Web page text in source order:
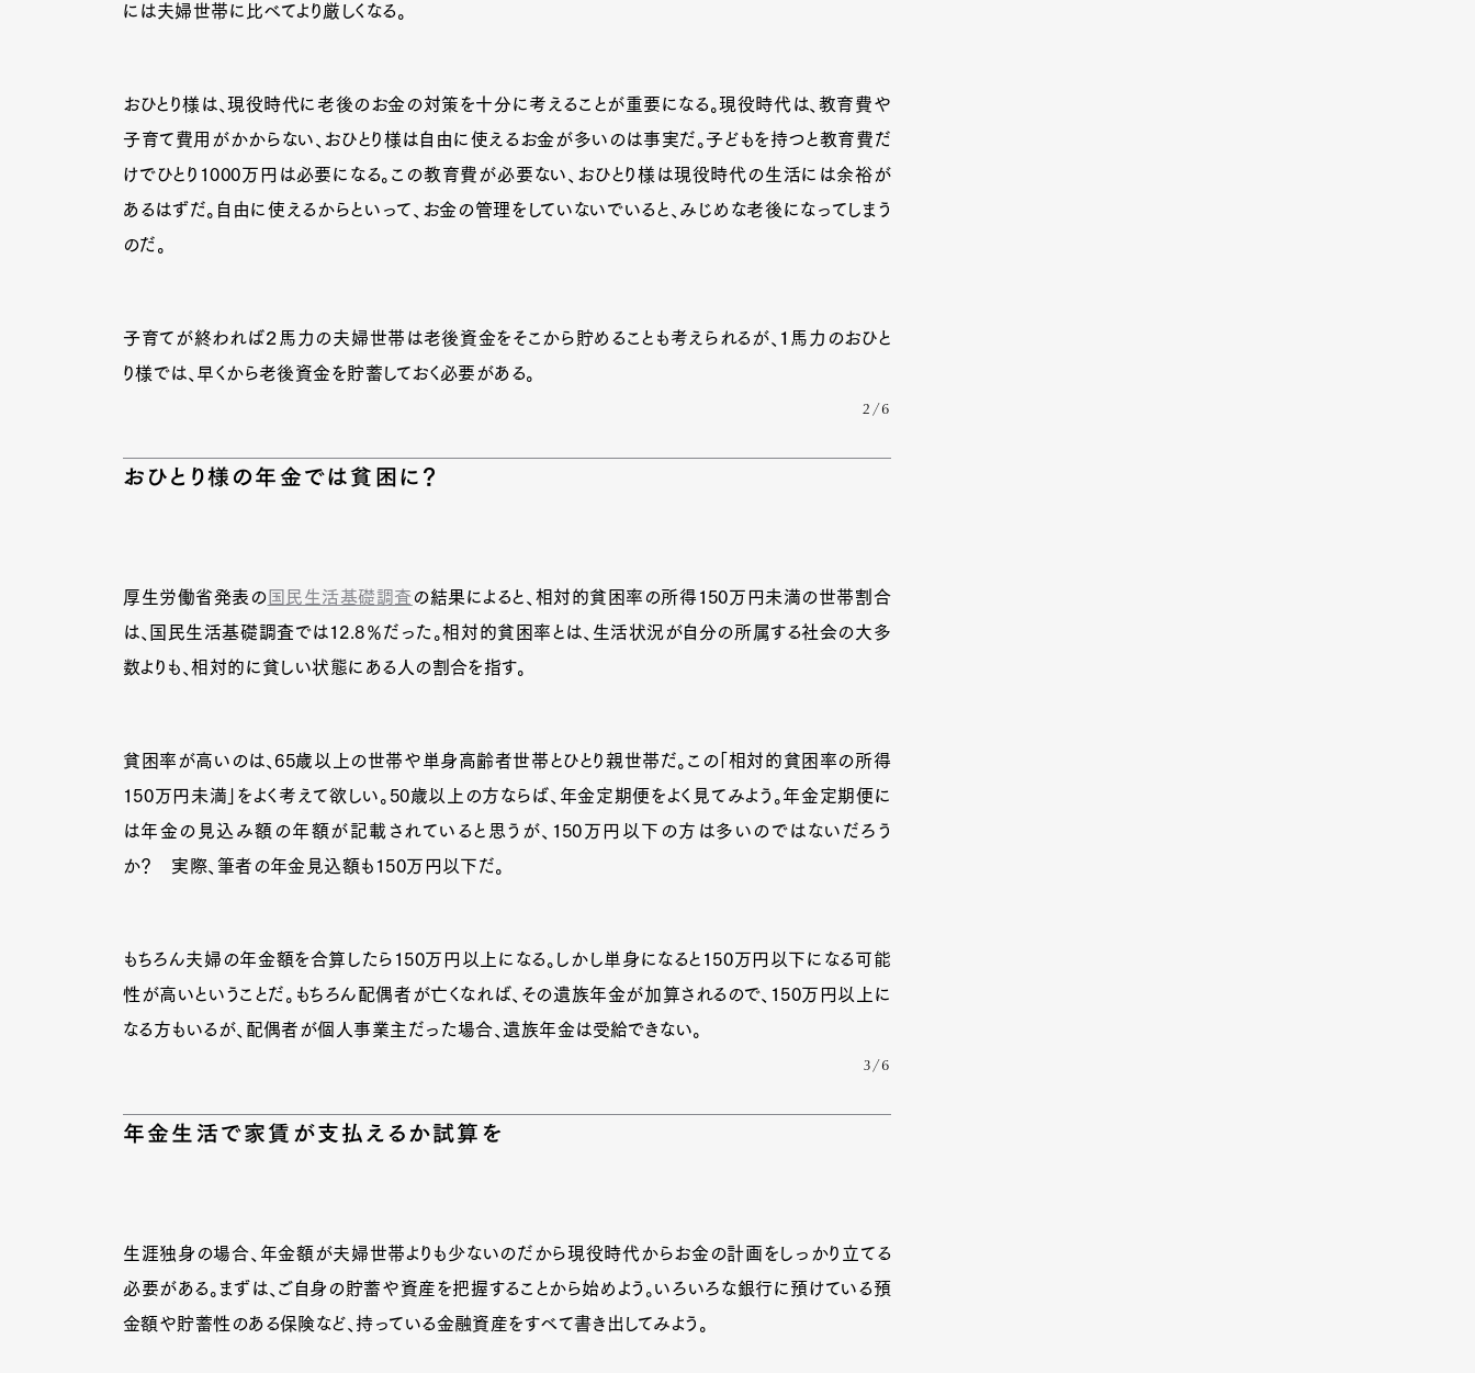
Pen Meet Pen international Pen tw
には夫婦世帯に比べてより厳しくなる。
おひとり様は、現役時代に老後のお金の対策を十分に考えることが重要になる。現役時代は、教育費や
子育て費用がかからない、おひとり様は自由に使えるお金が多いのは事実だ。子どもを持つと教育費だ
けでひとり1000万円は必要になる。この教育費が必要ない、おひとり様は現役時代の生活には余裕が
あるはずだ。自由に使えるからといって、お金の管理をしていないでいると、みじめな老後になってしまう
のだ。
子育てが終われば２馬力の夫婦世帯は老後資金をそこから貯めることも考えられるが、１馬力のおひと
り様では、早くから老後資金を貯蓄しておく必要がある。
2/6
おひとり様の年金では貧困に？
厚生労働省発表の 国民生活基礎調査 の結果によると、相対的貧困率の所得150万円未満の世帯割合
は、国民生活基礎調査では12.8％だった。相対的貧困率とは、生活状況が自分の所属する社会の大多
数よりも、相対的に貧しい状態にある人の割合を指す。
貧困率が高いのは、65歳以上の世帯や単身高齢者世帯とひとり親世帯だ。この「相対的貧困率の所得
150万円未満」をよく考えて欲しい。50歳以上の方ならば、年金定期便をよく見てみよう。年金定期便に
は年金の見込み額の年額が記載されていると思うが、150万円以下の方は多いのではないだろう
か？ 実際、筆者の年金見込額も150万円以下だ。
もちろん夫婦の年金額を合算したら150万円以上になる。しかし単身になると150万円以下になる可能
性が高いということだ。もちろん配偶者が亡くなれば、その遺族年金が加算されるので、150万円以上に
なる方もいるが、配偶者が個人事業主だった場合、遺族年金は受給できない。
3/6
年金生活で家賃が支払えるか試算を
生涯独身の場合、年金額が夫婦世帯よりも少ないのだから現役時代からお金の計画をしっかり立てる
必要がある。まずは、ご自身の貯蓄や資産を把握することから始めよう。いろいろな銀行に預けている預
金額や貯蓄性のある保険など、持っている金融資産をすべて書き出してみよう。